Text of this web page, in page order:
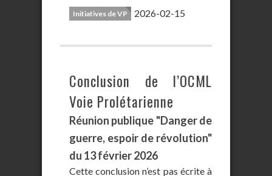
Initiatives de VP 2026-02-15
Conclusion de l’OCML
Voie Prolétarienne
Réunion publique "Danger de
guerre, espoir de révolution"
du 13 février 2026
Cette conclusion n’est pas écrite à